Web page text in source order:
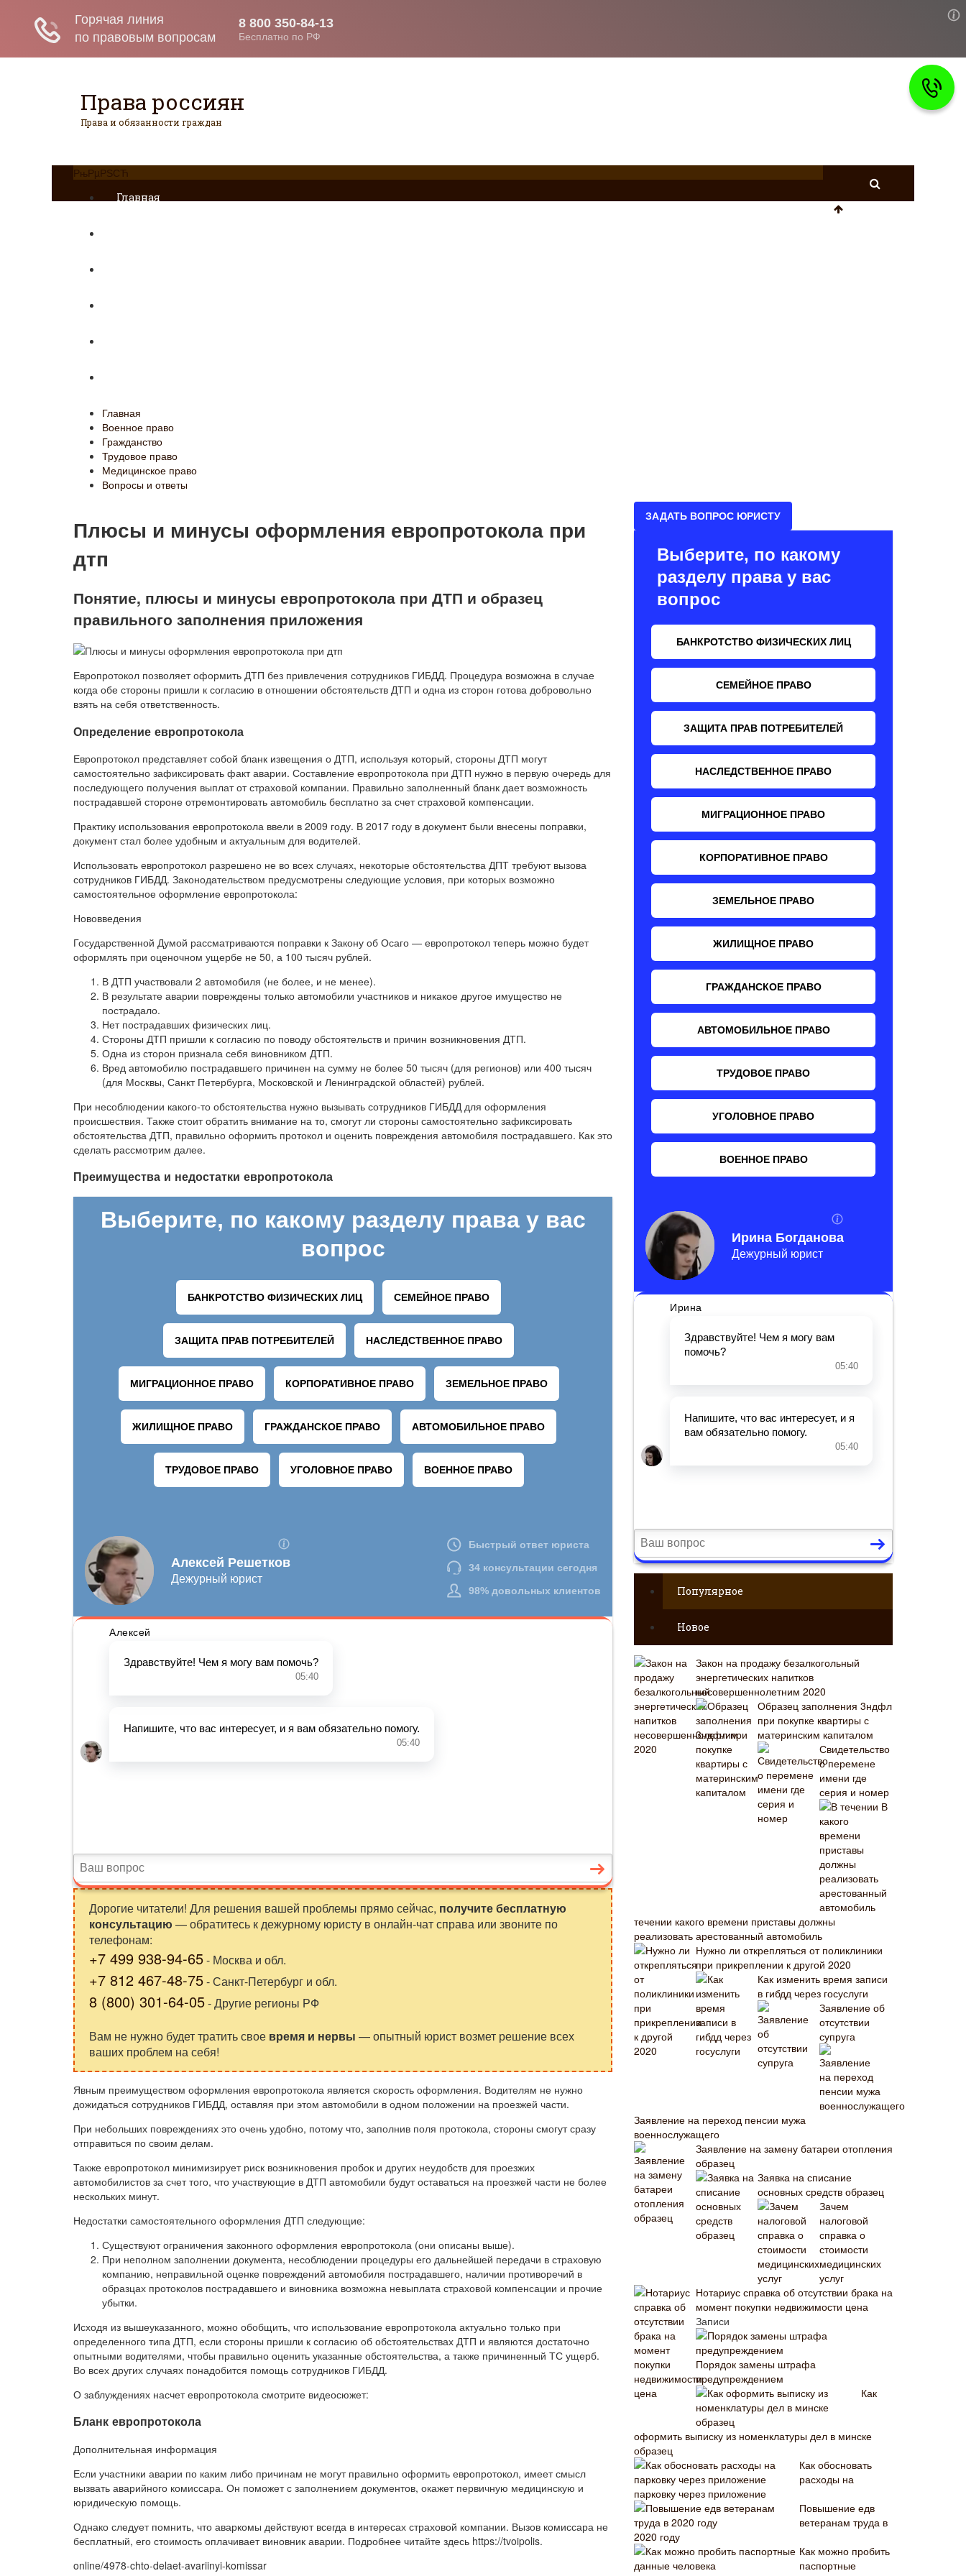
Права россиян
Права и обязанности граждан
РњРµРЅСЋ
Главная
Главная
Военное право
Гражданство
Трудовое право
Медицинское право
Вопросы и ответы
Плюсы и минусы оформления европротокола при
дтп
Понятие, плюсы и минусы европротокола при ДТП и образец
правильного заполнения приложения
Европротокол позволяет оформить ДТП без привлечения сотрудников ГИБДД. Процедура возможна в случае
когда обе стороны пришли к согласию в отношении обстоятельств ДТП и одна из сторон готова добровольно
взять на себя ответственность.
Определение европротокола
Европротокол представляет собой бланк извещения о ДТП, используя который, стороны ДТП могут
самостоятельно зафиксировать факт аварии. Составление европротокола при ДТП нужно в первую очередь для
последующего получения выплат от страховой компании. Правильно заполненный бланк дает возможность
пострадавшей стороне отремонтировать автомобиль бесплатно за счет страховой компенсации.
Практику использования европротокола ввели в 2009 году. В 2017 году в документ были внесены поправки,
документ стал более удобным и актуальным для водителей.
Использовать европротокол разрешено не во всех случаях, некоторые обстоятельства ДПТ требуют вызова
сотрудников ГИБДД. Законодательством предусмотрены следующие условия, при которых возможно
самостоятельное оформление европротокола:
Нововведения
Государственной Думой рассматриваются поправки к Закону об Осаго — европротокол теперь можно будет
оформлять при оценочном ущербе не 50, а 100 тысяч рублей.
В ДТП участвовали 2 автомобиля (не более, и не менее).
В результате аварии повреждены только автомобили участников и никакое другое имущество не
пострадало.
Нет пострадавших физических лиц.
Стороны ДТП пришли к согласию по поводу обстоятельств и причин возникновения ДТП.
Одна из сторон признала себя виновником ДТП.
Вред автомобилю пострадавшего причинен на сумму не более 50 тысяч (для регионов) или 400 тысяч
(для Москвы, Санкт Петербурга, Московской и Ленинградской областей) рублей.
При несоблюдении какого-то обстоятельства нужно вызывать сотрудников ГИБДД для оформления
происшествия. Также стоит обратить внимание на то, смогут ли стороны самостоятельно зафиксировать
обстоятельства ДТП, правильно оформить протокол и оценить повреждения автомобиля пострадавшего. Как это
сделать рассмотрим далее.
Преимущества и недостатки европротокола
Дорогие читатели! Для решения вашей проблемы прямо сейчас, получите бесплатную
консультацию — обратитесь к дежурному юристу в онлайн-чат справа или звоните по
телефонам:
+7 499 938-94-65- Москва и обл.
+7 812 467-48-75- Санкт-Петербург и обл.
8 (800) 301-64-05- Другие регионы РФ
Вам не нужно будет тратить свое время и нервы — опытный юрист возмет решение всех
ваших проблем на себя!
Явным преимуществом оформления европротокола является скорость оформления. Водителям не нужно
дожидаться сотрудников ГИБДД, оставляя при этом автомобили в одном положении на проезжей части.
При небольших повреждениях это очень удобно, потому что, заполнив поля протокола, стороны смогут сразу
отправиться по своим делам.
Также европротокол минимизирует риск возникновения пробок и других неудобств для проезжих
автомобилистов за счет того, что участвующие в ДТП автомобили будут оставаться на проезжей части не более
нескольких минут.
Недостатки самостоятельного оформления ДТП следующие:
Существуют ограничения законного оформления европротокола (они описаны выше).
При неполном заполнении документа, несоблюдении процедуры его дальнейшей передачи в страховую
компанию, неправильной оценке повреждений автомобиля пострадавшего, наличии противоречий в
образцах протоколов пострадавшего и виновника возможна невыплата страховой компенсации и прочие
убытки.
Исходя из вышеуказанного, можно обобщить, что использование европротокола актуально только при
определенного типа ДТП, если стороны пришли к согласию об обстоятельствах ДТП и являются достаточно
опытными водителями, чтобы правильно оценить указанные обстоятельства, а также причиненный ТС ущерб.
Во всех других случаях понадобится помощь сотрудников ГИБДД.
О заблуждениях насчет европротокола смотрите видеосюжет:
Бланк европротокола
Дополнительная информация
Если участники аварии по каким либо причинам не могут правильно оформить европротокол, имеет смысл
вызвать аварийного комиссара. Он поможет с заполнением документов, окажет первичную медицинскую и
юридическую помощь.
Однако следует помнить, что аваркомы действуют всегда в интересах страховой компании. Вызов комиссара не
бесплатный, его стоимость оплачивает виновник аварии. Подробнее читайте здесь https://tvoipolis.
online/4978-chto-delaet-avariinyi-komissar
Популярное
Новое
Закон на продажу безалкогольный
энергетических напитков
несовершеннолетним 2020
Образец заполнения 3ндфл
при покупке квартиры с
материнским капиталом
Свидетельство
о перемене
имени где
серия и номер
В
течении какого времени приставы должны
реализовать арестованный автомобиль
Нужно ли открепляться от поликлиники
при прикреплении к другой 2020
Как изменить время записи
в гибдд через госуслуги
Заявление об
отсутствии
супруга
Заявление на переход пенсии мужа
военнослужащего
Заявление на замену батареи отопления
образец
Заявка на списание
основных средств образец
Зачем
налоговой
справка о
стоимости
медицинских
услуг
Нотариус справка об отсутствии брака на
момент покупки недвижимости цена
Записи
Порядок замены штрафа
предупреждением
Как
оформить выписку из номенклатуры дел в минске
образец
Как обосновать
расходы на
парковку через приложение
Повышение едв
ветеранам труда в
2020 году
Как можно пробить
паспортные